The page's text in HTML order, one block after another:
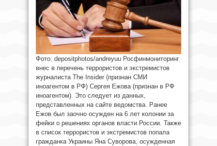
Фото: depositphotos/andreyuu Росфинмониторинг
внес в перечень террористов и экстремистов
журналиста The Insider (признан СМИ
иноагентом в РФ) Сергея Ежова (признан в РФ
иноагентом). Это следует из данных,
представленных на сайте ведомства. Ранее
Ежов был заочно осужден на 6 лет колонии за
фейки о решениях органов власти России. Также
в список террористов и экстремистов попала
гражданка Украины Яна Суворова, осужденная